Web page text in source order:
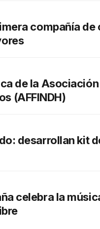
compañía
de la
(AFFINDH)
desarrollan kit
celebra la